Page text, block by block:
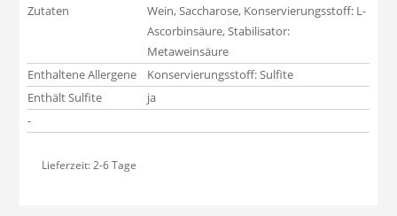
Zutaten
Wein, Saccharose, Konservierungsstoff: L-
Ascorbinsäure, Stabilisator:
Metaweinsäure
Enthaltene Allergene
Konservierungsstoff: Sulfite
Enthält Sulfite
ja
-
Lieferzeit:2-6 Tage